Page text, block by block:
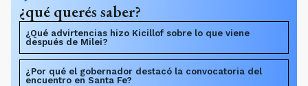
¿qué querés saber?
¿Qué advirtencias hizo Kicillof sobre lo que viene
después de Milei?
¿Por qué el gobernador destacó la convocatoria del
encuentro en Santa Fe?